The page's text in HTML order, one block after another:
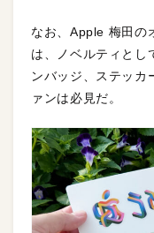
なお、Apple 梅田の
は、ノベルティとし
ンバッジ、ステッカ
ァンは必見だ。